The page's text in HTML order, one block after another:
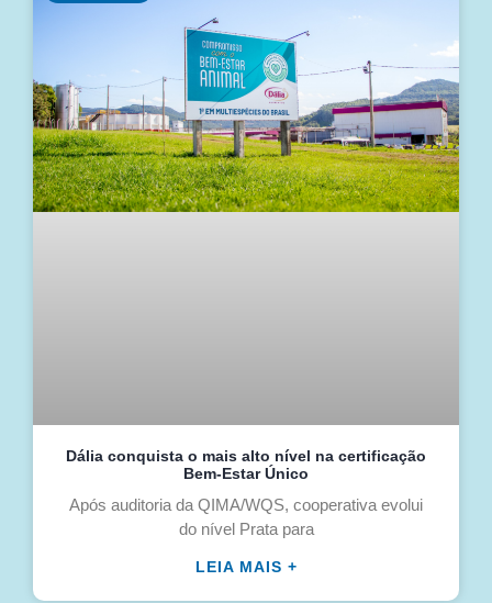
Dália conquista o mais alto nível na certificação
Bem-Estar Único
Após auditoria da QIMA/WQS, cooperativa evolui
do nível Prata para
LEIA MAIS +